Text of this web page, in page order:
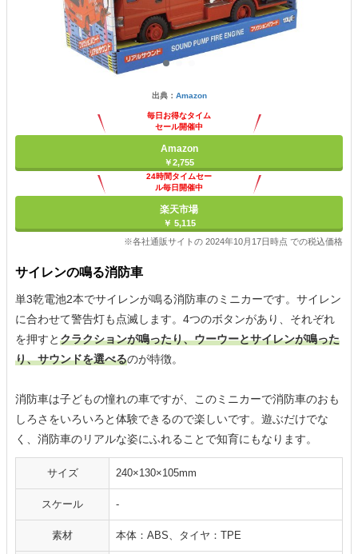
出典： Amazon
毎日お得なタイム
セール開催中
Amazon
￥2,755
24時間タイムセー
ル毎日開催中
楽天市場
￥ 5,115
※各社通販サイトの 2024年10月17日時点 での税込価格
サイレンの鳴る消防車
単3乾電池2本でサイレンが鳴る消防車のミニカーです。サイレン
に合わせて警告灯も点滅します。4つのボタンがあり、それぞれ
を押すとクラクションが鳴ったり、ウーウーとサイレンが鳴った
り、サウンドを選べるのが特徴。
消防車は子どもの憧れの車ですが、このミニカーで消防車のおも
しろさをいろいろと体験できるので楽しいです。遊ぶだけでな
く、消防車のリアルな姿にふれることで知育にもなります。
サイズ 240×130×105mm
スケール -
素材 本体：ABS、タイヤ：TPE